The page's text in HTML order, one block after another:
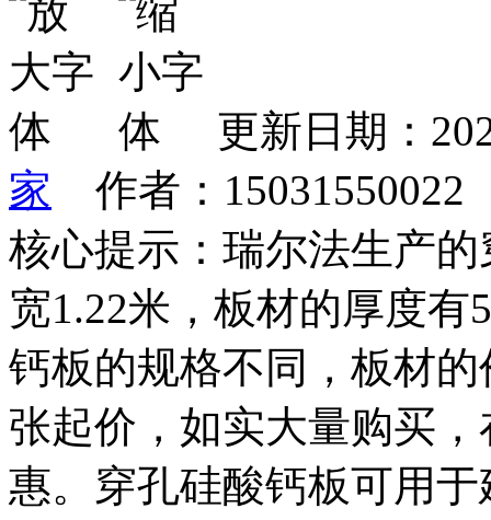
更新日期：
家 作者：
核心提示：瑞尔法生产
宽1.22米，板材的厚度
钙板的规格不同，板材
张起价，如实大量购买
惠。穿孔硅酸钙板可用